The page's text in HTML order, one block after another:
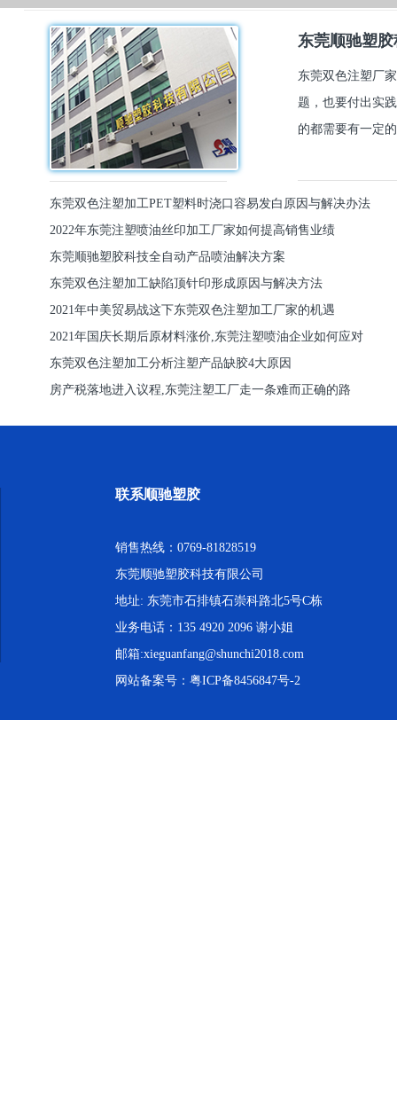
东莞顺驰塑
东莞双色注塑厂
题，也要付出实
的都需要有一定
东莞双色注塑加工PET塑料时浇口容易发白原因与解决办法
2022年东莞注塑喷油丝印加工厂家如何提高销售业绩
东莞顺驰塑胶科技全自动产品喷油解决方案
东莞双色注塑加工缺陷顶针印形成原因与解决方法
2021年中美贸易战这下东莞双色注塑加工厂家的机遇
2021年国庆长期后原材料涨价,东莞注塑喷油企业如何应对
东莞双色注塑加工分析注塑产品缺胶4大原因
房产税落地进入议程,东莞注塑工厂走一条难而正确的路
联系顺驰塑胶
销售热线：0769-81828519
东莞顺驰塑胶科技有限公司
地址: 东莞市石排镇石崇科路北5号C栋
业务电话：135 4920 2096 谢小姐
邮箱:xieguanfang@shunchi2018.com
网站备案号： 粤ICP备8456847号-2